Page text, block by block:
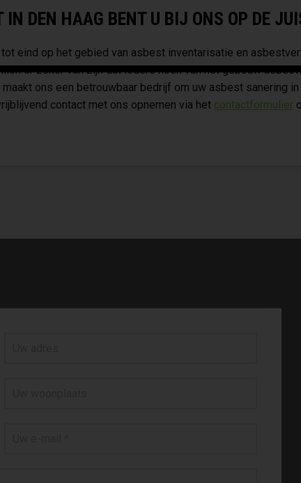
DEN HAAG BENT U BIJ ONS OP DE
eind op het gebied van asbest inventarisatie en
er zeker van zijn dat iedere hoek van het gebouw
ons een betrouwbaar bedrijf om uw asbest sanering
contact met ons opnemen via het contactformulier